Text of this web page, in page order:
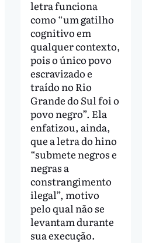
letra funciona
como “um gatilho
cognitivo em
qualquer contexto,
pois o único povo
escravizado e
traído no Rio
Grande do Sul foi o
povo negro”. Ela
enfatizou, ainda,
que a letra do hino
“submete negros e
negras a
constrangimento
ilegal”, motivo
pelo qual não se
levantam durante
sua execução.